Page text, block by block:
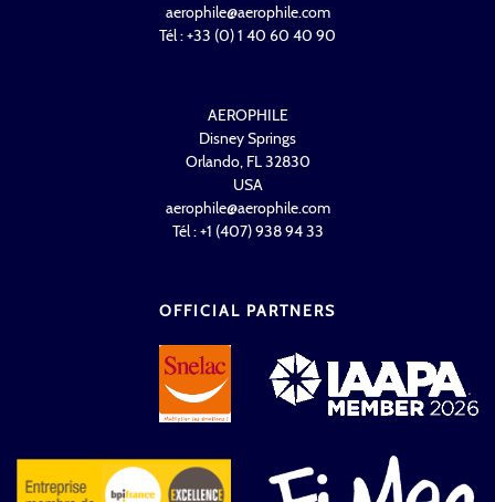
aerophile@aerophile.com
Tél : +33 (0) 1 40 60 40 90
AEROPHILE
Disney Springs
Orlando, FL 32830
USA
aerophile@aerophile.com
Tél : +1 (407) 938 94 33
OFFICIAL PARTNERS